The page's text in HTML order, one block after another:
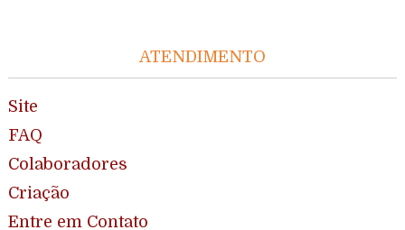
ATENDIMENTO
Site
FAQ
Colaboradores
Criação
Entre em Contato